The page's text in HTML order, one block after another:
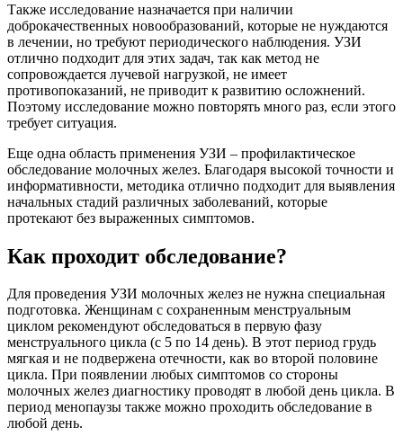
Также исследование назначается при наличии
доброкачественных новообразований, которые не нуждаются
в лечении, но требуют периодического наблюдения. УЗИ
отлично подходит для этих задач, так как метод не
сопровождается лучевой нагрузкой, не имеет
противопоказаний, не приводит к развитию осложнений.
Поэтому исследование можно повторять много раз, если этого
требует ситуация.
Еще одна область применения УЗИ – профилактическое
обследование молочных желез. Благодаря высокой точности и
информативности, методика отлично подходит для выявления
начальных стадий различных заболеваний, которые
протекают без выраженных симптомов.
Как проходит обследование?
Для проведения УЗИ молочных желез не нужна специальная
подготовка. Женщинам с сохраненным менструальным
циклом рекомендуют обследоваться в первую фазу
менструального цикла (с 5 по 14 день). В этот период грудь
мягкая и не подвержена отечности, как во второй половине
цикла. При появлении любых симптомов со стороны
молочных желез диагностику проводят в любой день цикла. В
период менопаузы также можно проходить обследование в
любой день.